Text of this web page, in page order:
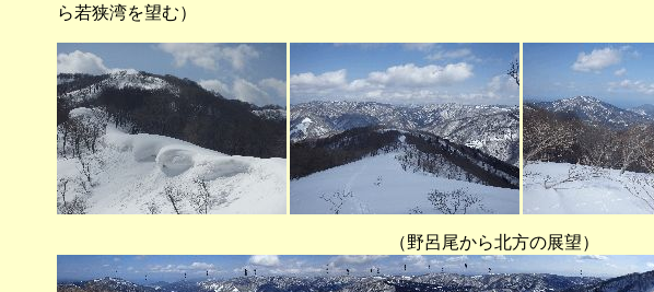
ら若狭湾を望む）
（野呂尾から北方の展望）